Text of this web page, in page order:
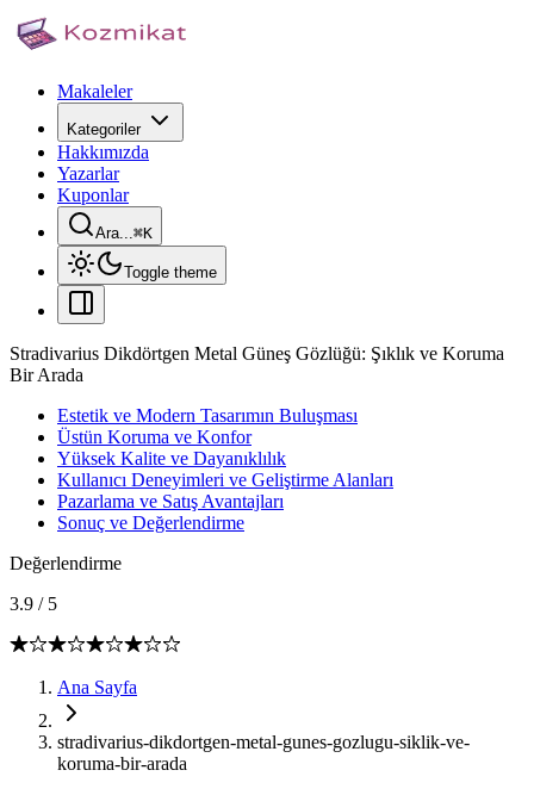
Makaleler
Kategoriler
Hakkımızda
Yazarlar
Kuponlar
Ara...⌘K
Toggle theme
Stradivarius Dikdörtgen Metal Güneş Gözlüğü: Şıklık ve Koruma
Bir Arada
Estetik ve Modern Tasarımın Buluşması
Üstün Koruma ve Konfor
Yüksek Kalite ve Dayanıklılık
Kullanıcı Deneyimleri ve Geliştirme Alanları
Pazarlama ve Satış Avantajları
Sonuç ve Değerlendirme
Değerlendirme
3.9 / 5
Ana Sayfa
stradivarius-dikdortgen-metal-gunes-gozlugu-siklik-ve-
koruma-bir-arada